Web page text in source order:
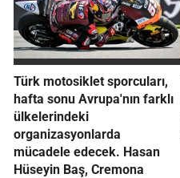
Türk motosiklet sporcuları,
hafta sonu Avrupa'nın farklı
ülkelerindeki
organizasyonlarda
mücadele edecek. Hasan
Hüseyin Baş, Cremona